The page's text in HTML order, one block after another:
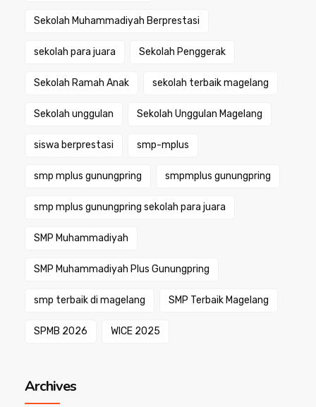
Sekolah Muhammadiyah Berprestasi
sekolah para juara Sekolah Penggerak
Sekolah Ramah Anak sekolah terbaik magelang
Sekolah unggulan Sekolah Unggulan Magelang
siswa berprestasi smp-mplus
smp mplus gunungpring smpmplus gunungpring
smp mplus gunungpring sekolah para juara
SMP Muhammadiyah
SMP Muhammadiyah Plus Gunungpring
smp terbaik di magelang SMP Terbaik Magelang
SPMB 2026 WICE 2025
Archives